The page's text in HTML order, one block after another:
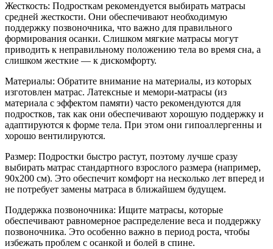
Жесткость: Подросткам рекомендуется выбирать матрасы
средней жесткости. Они обеспечивают необходимую
поддержку позвоночника, что важно для правильного
формирования осанки. Слишком мягкие матрасы могут
приводить к неправильному положению тела во время сна, а
слишком жесткие — к дискомфорту.
Материалы: Обратите внимание на материалы, из которых
изготовлен матрас. Латексные и мемори-матрасы (из
материала с эффектом памяти) часто рекомендуются для
подростков, так как они обеспечивают хорошую поддержку и
адаптируются к форме тела. При этом они гипоаллергенны и
хорошо вентилируются.
Размер: Подростки быстро растут, поэтому лучше сразу
выбирать матрас стандартного взрослого размера (например,
90x200 см). Это обеспечит комфорт на несколько лет вперед и
не потребует замены матраса в ближайшем будущем.
Поддержка позвоночника: Ищите матрасы, которые
обеспечивают равномерное распределение веса и поддержку
позвоночника. Это особенно важно в период роста, чтобы
избежать проблем с осанкой и болей в спине.